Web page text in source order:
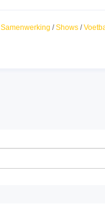
Samenwerking /Shows /